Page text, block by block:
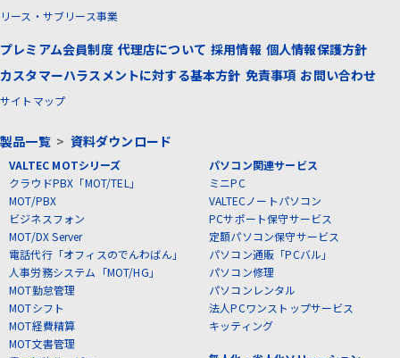
リース・サブリース事業
プレミアム会員制度 代理店について 採用情報 個人情報保護方針
カスタマーハラスメントに対する基本方針 免責事項 お問い合わせ
サイトマップ
製品一覧> 資料ダウンロード
VALTEC MOTシリーズ
クラウドPBX「MOT/TEL」
MOT/PBX
ビジネスフォン
MOT/DX Server
電話代行「オフィスのでんわばん」
人事労務システム「MOT/HG」
MOT勤怠管理
MOTシフト
MOT経費精算
MOT文書管理
パソコン関連サービス
ミニPC
VALTECノートパソコン
PCサポート保守サービス
定額パソコン保守サービス
パソコン通販「PCバル」
パソコン修理
パソコンレンタル
法人PCワンストップサービス
キッティング